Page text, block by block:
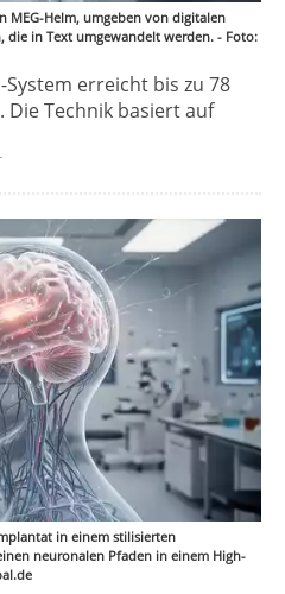
MEG-Helm, umgeben von digitalen
die in Text umgewandelt werden. - Foto:
System erreicht bis zu 78
Technik basiert auf
in einem stilisierten
neuronalen Pfaden in einem High-